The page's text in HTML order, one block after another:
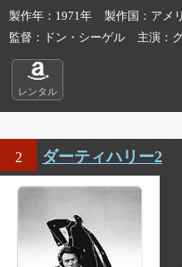
製作年 1971年 製作国 アメ
監督
ドン・シーゲル 主演
レンタル
2 ダーティハリー2